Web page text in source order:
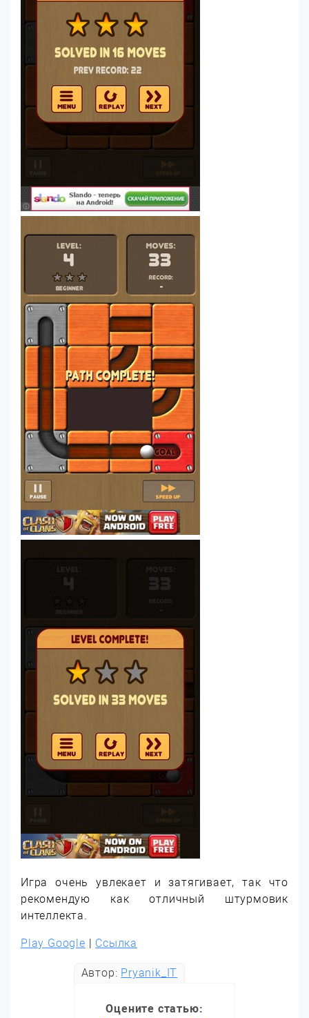
Игра очень увлекает и затягивает, так что
рекомендую как отличный штурмовик
интеллекта.
Play Google | Ссылка
Автор: Pryanik_IT
Оцените статью: